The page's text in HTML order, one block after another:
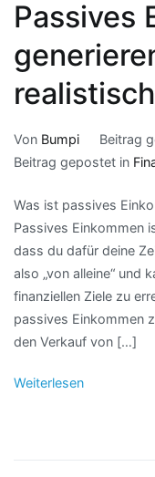
Passives
Von Bumpi Beitrag
Beitrag gepostet in
Was ist passives
Passives Einkommen
dass du dafür deine
also „von alleine“ und
finanziellen Ziele zu
passives Einkommen
den Verkauf von […]
Weiterlesen